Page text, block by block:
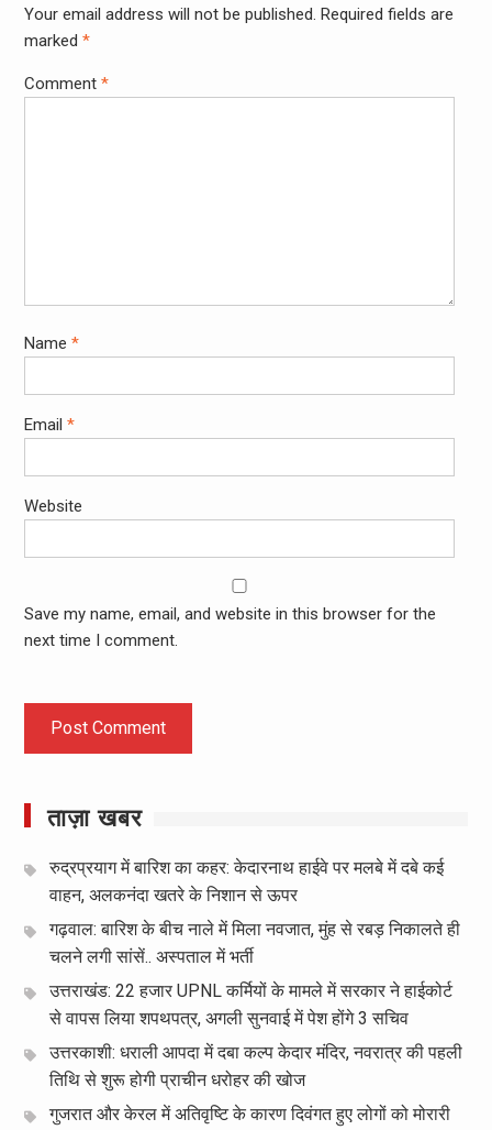
Your email address will not be published. Required fields are
marked *
Comment *
Name *
Email *
Website
Save my name, email, and website in this browser for the
next time I comment.
ताज़ा खबर
रुद्रप्रयाग में बारिश का कहर: केदारनाथ हाईवे पर मलबे में दबे कई
वाहन, अलकनंदा खतरे के निशान से ऊपर
गढ़वाल: बारिश के बीच नाले में मिला नवजात, मुंह से रबड़ निकालते ही
चलने लगी सांसें.. अस्पताल में भर्ती
उत्तराखंड: 22 हजार UPNL कर्मियों के मामले में सरकार ने हाईकोर्ट
से वापस लिया शपथपत्र, अगली सुनवाई में पेश होंगे 3 सचिव
उत्तरकाशी: धराली आपदा में दबा कल्प केदार मंदिर, नवरात्र की पहली
तिथि से शुरू होगी प्राचीन धरोहर की खोज
गुजरात और केरल में अतिवृष्टि के कारण दिवंगत हुए लोगों को मोरारी